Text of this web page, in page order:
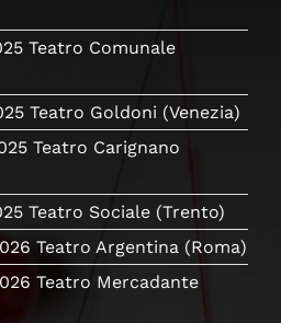
Teatro Comunale
Teatro Goldoni (Venezia)
Teatro Carignano
Teatro Sociale (Trento)
Teatro Argentina (Roma)
Teatro Mercadante